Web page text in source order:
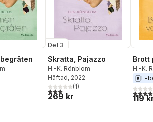
Totalt antal röster:
Del 3
Skratta, Pajazzo
H.-K. Rönblom
Häftad, 2022
3,0utav 5 stjärnor. Totalt antal
(1)
269 kr
Brott
H.-K.
E-
4,0
119